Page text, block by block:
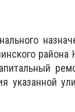
района
указанной